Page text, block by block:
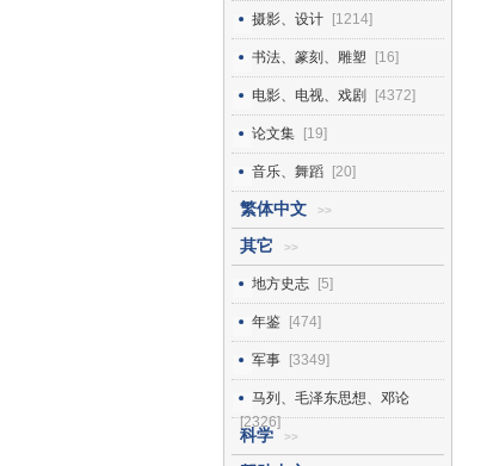
摄影、设计 [1214]
书法、篆刻、雕塑 [16]
电影、电视、戏剧 [4372]
论文集 [19]
音乐、舞蹈 [20]
繁体中文 >>
其它 >>
地方史志 [5]
年鉴 [474]
军事 [3349]
马列、毛泽东思想、邓论
[2326]
科学 >>